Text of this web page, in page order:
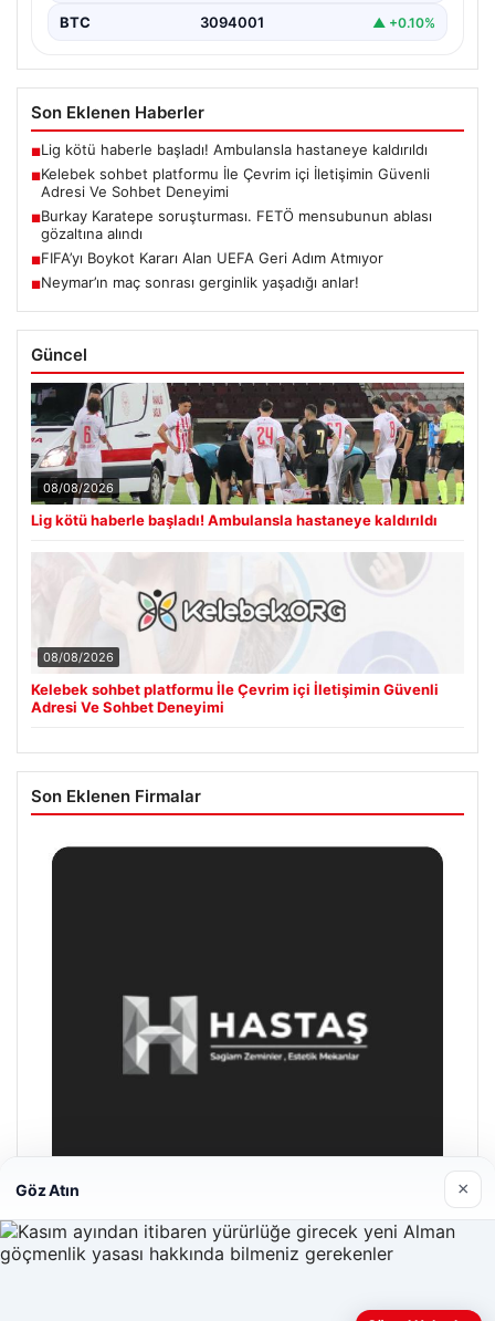
BTC 3094001 ▲ +0.10%
Son Eklenen Haberler
■Lig kötü haberle başladı! Ambulansla hastaneye kaldırıldı
■Kelebek sohbet platformu İle Çevrim içi İletişimin Güvenli
Adresi Ve Sohbet Deneyimi
■Burkay Karatepe soruşturması. FETÖ mensubunun ablası
gözaltına alındı
■FIFA’yı Boykot Kararı Alan UEFA Geri Adım Atmıyor
■Neymar’ın maç sonrası gerginlik yaşadığı anlar!
Güncel
08/08/2026
Lig kötü haberle başladı! Ambulansla hastaneye kaldırıldı
08/08/2026
Kelebek sohbet platformu İle Çevrim içi İletişimin Güvenli
Adresi Ve Sohbet Deneyimi
Son Eklenen Firmalar
Göz Atın ×